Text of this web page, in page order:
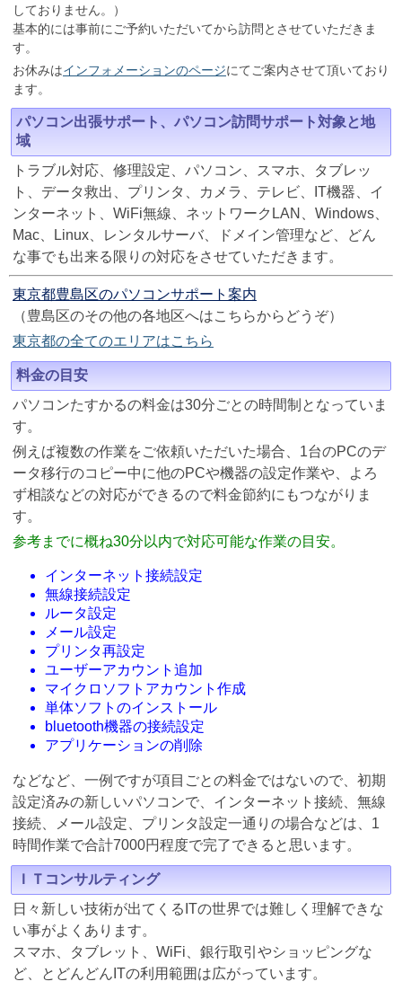
しておりません。）
基本的には事前にご予約いただいてから訪問とさせていただきま
す。
お休みはインフォメーションのページにてご案内させて頂いており
ます。
パソコン出張サポート、パソコン訪問サポート対象と地
域
トラブル対応、修理設定、パソコン、スマホ、タブレッ
ト、データ救出、プリンタ、カメラ、テレビ、IT機器、イ
ンターネット、WiFi無線、ネットワークLAN、Windows、
Mac、Linux、レンタルサーバ、ドメイン管理など、どん
な事でも出来る限りの対応をさせていただきます。
東京都豊島区のパソコンサポート案内
（豊島区のその他の各地区へはこちらからどうぞ）
東京都の全てのエリアはこちら
料金の目安
パソコンたすかるの料金は30分ごとの時間制となっていま
す。
例えば複数の作業をご依頼いただいた場合、1台のPCのデ
ータ移行のコピー中に他のPCや機器の設定作業や、よろ
ず相談などの対応ができるので料金節約にもつながりま
す。
参考までに概ね30分以内で対応可能な作業の目安。
インターネット接続設定
無線接続設定
ルータ設定
メール設定
プリンタ再設定
ユーザーアカウント追加
マイクロソフトアカウント作成
単体ソフトのインストール
bluetooth機器の接続設定
アプリケーションの削除
などなど、一例ですが項目ごとの料金ではないので、初期
設定済みの新しいパソコンで、インターネット接続、無線
接続、メール設定、プリンタ設定一通りの場合などは、1
時間作業で合計7000円程度で完了できると思います。
ＩＴコンサルティング
日々新しい技術が出てくるITの世界では難しく理解できな
い事がよくあります。
スマホ、タブレット、WiFi、銀行取引やショッピングな
ど、とどんどんITの利用範囲は広がっています。